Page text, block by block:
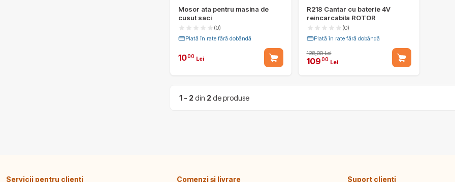
Mosor ata pentru masina de
cusut saci
(0)
Plată în rate fără dobândă
1000 Lei
R218 Cantar cu baterie 4V
reincarcabila ROTOR
(0)
Plată în rate fără dobândă
128,00 Lei
10900 Lei
1 - 2 din 2 de produse
Servicii pentru clienți Comenzi și livrare Suport clienți